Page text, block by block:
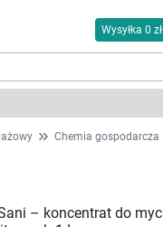
Wysyłka 0 zł
Chemia gospodarcza